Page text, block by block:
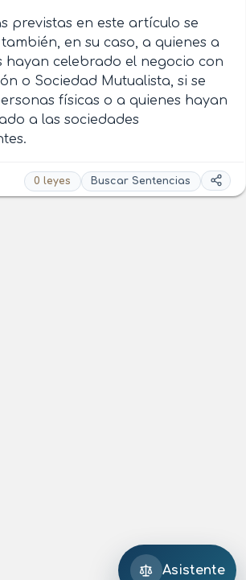
previstas en este artículo se
en su caso, a quienes a
hayan celebrado el negocio con
o Sociedad Mutualista, si se
físicas o a quienes hayan
a las sociedades
0 leyes Buscar Sentencias
Asistente